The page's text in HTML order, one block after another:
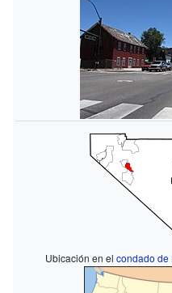
Ubicación en elcondado de